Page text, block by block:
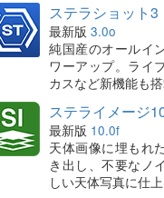
ステラショット3
最新版 3.0o
純国産のオールイ
ワーアップ。ライ
カスなど新機能も
ステライメージ
最新版 10.0f
天体画像に埋もれ
き出し、不要なノ
しい天体写真に仕